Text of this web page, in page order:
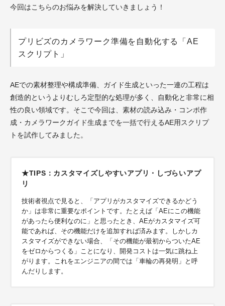
今回はこちらのお悩みを解決していきましょう！
プリビズのカメラワーク準備を自動化する「AE
スクリプト」
AEでの素材整理や構成準備、ガイド生成といった一連の工程は
創造的というよりむしろ定型的な処理が多く、自動化と非常に相
性の良い領域です。そこで今回は、素材の読み込み・コンポ作
成・カメラワークガイド生成までを一括で行えるAE用スクリプ
トを試作してみました。
★TIPS：カスタマイズしやすいアプリ・しづらいアプ
リ
技術者視点で見ると、「アプリがカスタマイズできるかどう
か」は非常に重要なポイントです。たとえば「AEにこの機能
があったら便利なのに」と思ったとき、AEがカスタマイズ可
能であれば、その機能だけを追加すれば済みます。しかしカ
スタマイズができない場合、「その機能が最初からついたAE
をゼロからつくる」ことになり、開発コストは一気に跳ね上
がります。これをエンジニアの間では「車輪の再発明」と呼
んだりします。